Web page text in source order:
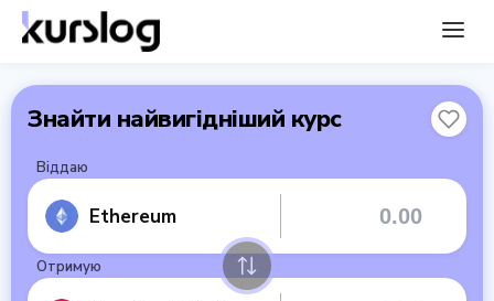
Знайти найвигідніший курс
Віддаю
Ethereum
Отримую